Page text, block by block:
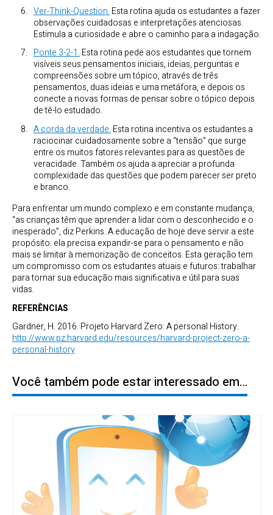
Ver-Think-Question.Esta rotina ajuda os estudantes a fazer
observações cuidadosas e interpretações atenciosas.
Estimula a curiosidade e abre o caminho para a indagação.
Ponte 3-2-1.Esta rotina pede aos estudantes que tornem
visíveis seus pensamentos iniciais, ideias, perguntas e
compreensões sobre um tópico, através de três
pensamentos, duas ideias e uma metáfora, e depois os
conecte a novas formas de pensar sobre o tópico depois
de tê-lo estudado.
A corda da verdade.Esta rotina incentiva os estudantes a
raciocinar cuidadosamente sobre a “tensão” que surge
entre os muitos fatores relevantes para as questões de
veracidade. Também os ajuda a apreciar a profunda
complexidade das questões que podem parecer ser preto
e branco.
Para enfrentar um mundo complexo e em constante mudança,
“as crianças têm que aprender a lidar com o desconhecido e o
inesperado”, diz Perkins. A educação de hoje deve servir a este
propósito: ela precisa expandir-se para o pensamento e não
mais se limitar à memorização de conceitos. Esta geração tem
um compromisso com os estudantes atuais e futuros: trabalhar
para tornar sua educação mais significativa e útil para suas
vidas.
REFERÊNCIAS
Gardner, H. 2016. Projeto Harvard Zero: A personal History.
http://www.pz.harvard.edu/resources/harvard-project-zero-a-
personal-history
Você também pode estar interessado em…